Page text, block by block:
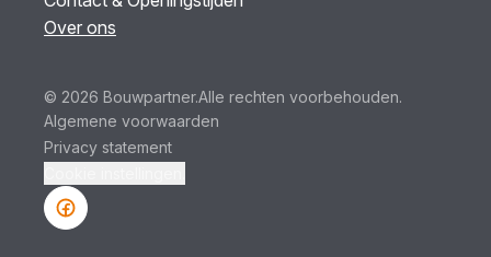
Over ons
© 2026 Bouwpartner.Alle rechten voorbehouden.
Algemene voorwaarden
Privacy statement